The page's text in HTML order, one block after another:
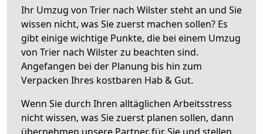
Ihr Umzug von Trier nach Wilster steht an und Sie
wissen nicht, was Sie zuerst machen sollen? Es
gibt einige wichtige Punkte, die bei einem Umzug
von Trier nach Wilster zu beachten sind.
Angefangen bei der Planung bis hin zum
Verpacken Ihres kostbaren Hab & Gut.
Wenn Sie durch Ihren alltäglichen Arbeitsstress
nicht wissen, was Sie zuerst planen sollen, dann